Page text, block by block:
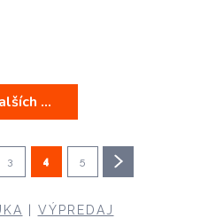
...
3 4 5
VÝPREDAJ